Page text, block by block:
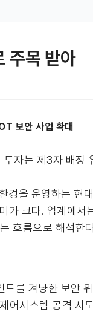
주목 받아
보안 사업 확대
자는 제3자 배정
경을 운영하는
크다. 업계에서
흐름으로 해석한
를 겨냥한 보안
시스템 공격 시